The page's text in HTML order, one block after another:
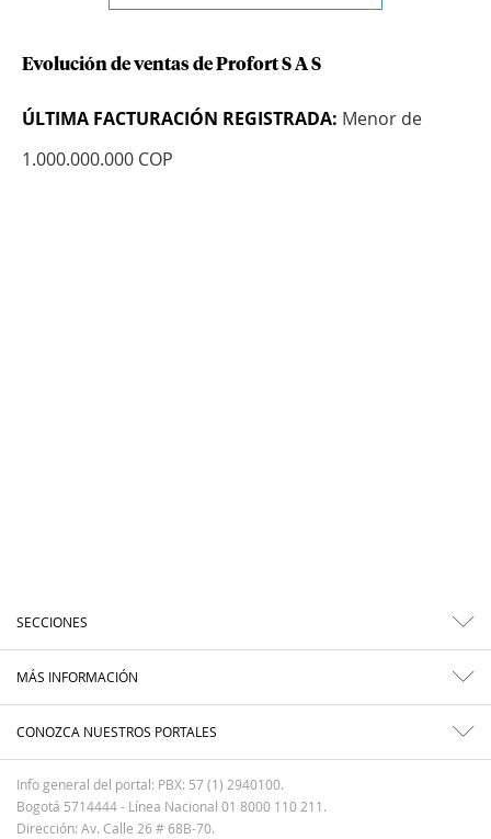
Evolución de ventas de Profort S A S
ÚLTIMA FACTURACIÓN REGISTRADA: Menor de
1.000.000.000 COP
SECCIONES
MÁS INFORMACIÓN
CONOZCA NUESTROS PORTALES
Info general del portal: PBX: 57 (1) 2940100.
Bogotá 5714444 - Línea Nacional 01 8000 110 211.
Dirección: Av. Calle 26 # 68B-70.